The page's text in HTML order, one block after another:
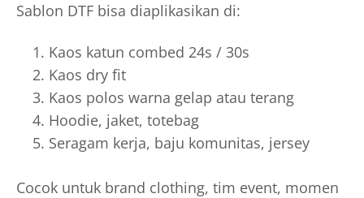
Sablon DTF bisa diaplikasikan di:
Kaos katun combed 24s / 30s
Kaos dry fit
Kaos polos warna gelap atau terang
Hoodie, jaket, totebag
Seragam kerja, baju komunitas, jersey
Cocok untuk brand clothing, tim event, momen